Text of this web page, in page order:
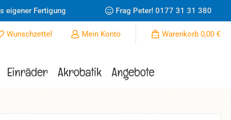
eigener Fertigung Frag Peter! 0177 31 31 380
Wunschzettel Du hast 0 Produkte auf dem Merkzettel
Mein Konto Warenkorb 0,00 €
Einräder Akrobatik Angebote